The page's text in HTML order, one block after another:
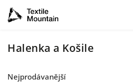
Halenka a Košile
Nejprodávanější